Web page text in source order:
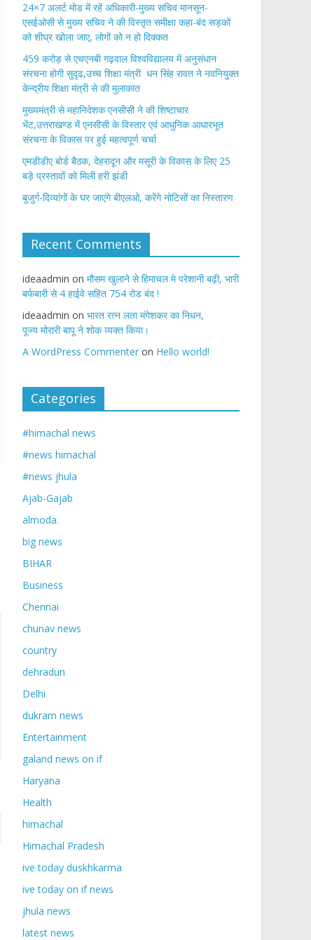
24×7 अलर्ट मोड में रहें अधिकारी-मुख्य सचिव मानसून-
एसईओसी से मुख्य सचिव ने की विस्तृत समीक्षा कहा-बंद सड़कों
को शीघ्र खोला जाए, लोगों को न हो दिक्कत
459 करोड़ से एचएनबी गढ़वाल विश्वविद्यालय में अनुसंधान
संरचना होगी सुदृढ,उच्च शिक्षा मंत्री धन सिंह रावत ने नवनियुक्त
केन्द्रीय शिक्षा मंत्री से की मुलाकात
मुख्यमंत्री से महानिदेशक एनसीसी ने की शिष्टाचार
भेंट,उत्तराखण्ड में एनसीसी के विस्तार एवं आधुनिक आधारभूत
संरचना के विकास पर हुई महत्वपूर्ण चर्चा
एमडीडीए बोर्ड बैठक, देहरादून और मसूरी के विकास के लिए 25
बड़े प्रस्तावों को मिली हरी झंडी
बुजुर्ग-दिव्यांगों के घर जाएंगे बीएलओ, करेंगे नोटिसों का निस्तारण
Recent Comments
ideaadmin on मौसम खुलाने से हिमाचल मे परेशानी बढ़ी, भारी
बर्फबारी से 4 हाईवे सहित 754 रोड बंद !
ideaadmin on भारत रत्न लता मंगेशकर का निधन,
पूज्य मोरारी बापू ने शोक व्यक्त किया।
A WordPress Commenter on Hello world!
Categories
#himachal news
#news himachal
#news jhula
Ajab-Gajab
almoda.
big news
BIHAR
Business
Chennai
chunav news
country
dehradun
Delhi
dukram news
Entertainment
galand news on if
Haryana
Health
himachal
Himachal Pradesh
ive today duskhkarma
ive today on if news
jhula news
latest news